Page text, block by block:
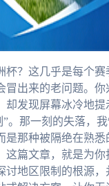
杯？这几乎是每个赛
冒出来的老问题。
却发现屏幕冰冷地提
”。那一刻的失落，
是那种被隔绝在熟
这篇文章，就是为你
讨地区限制的根源，